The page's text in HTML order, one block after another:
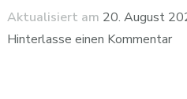
Aktualisiert am 20. August
Hinterlasse einen Kommentar